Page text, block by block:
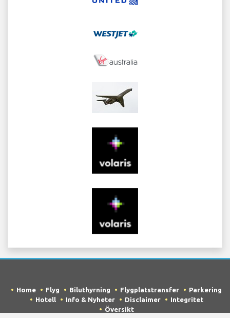
Home Flyg Biluthyrning Flygplatstransfer
Parkering
Hotell
Info & Nyheter Disclaimer
Integritet
Översikt